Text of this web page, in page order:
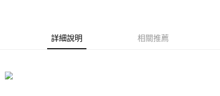
全家付款取貨
7-11付款取貨
詳細說明 相關推薦